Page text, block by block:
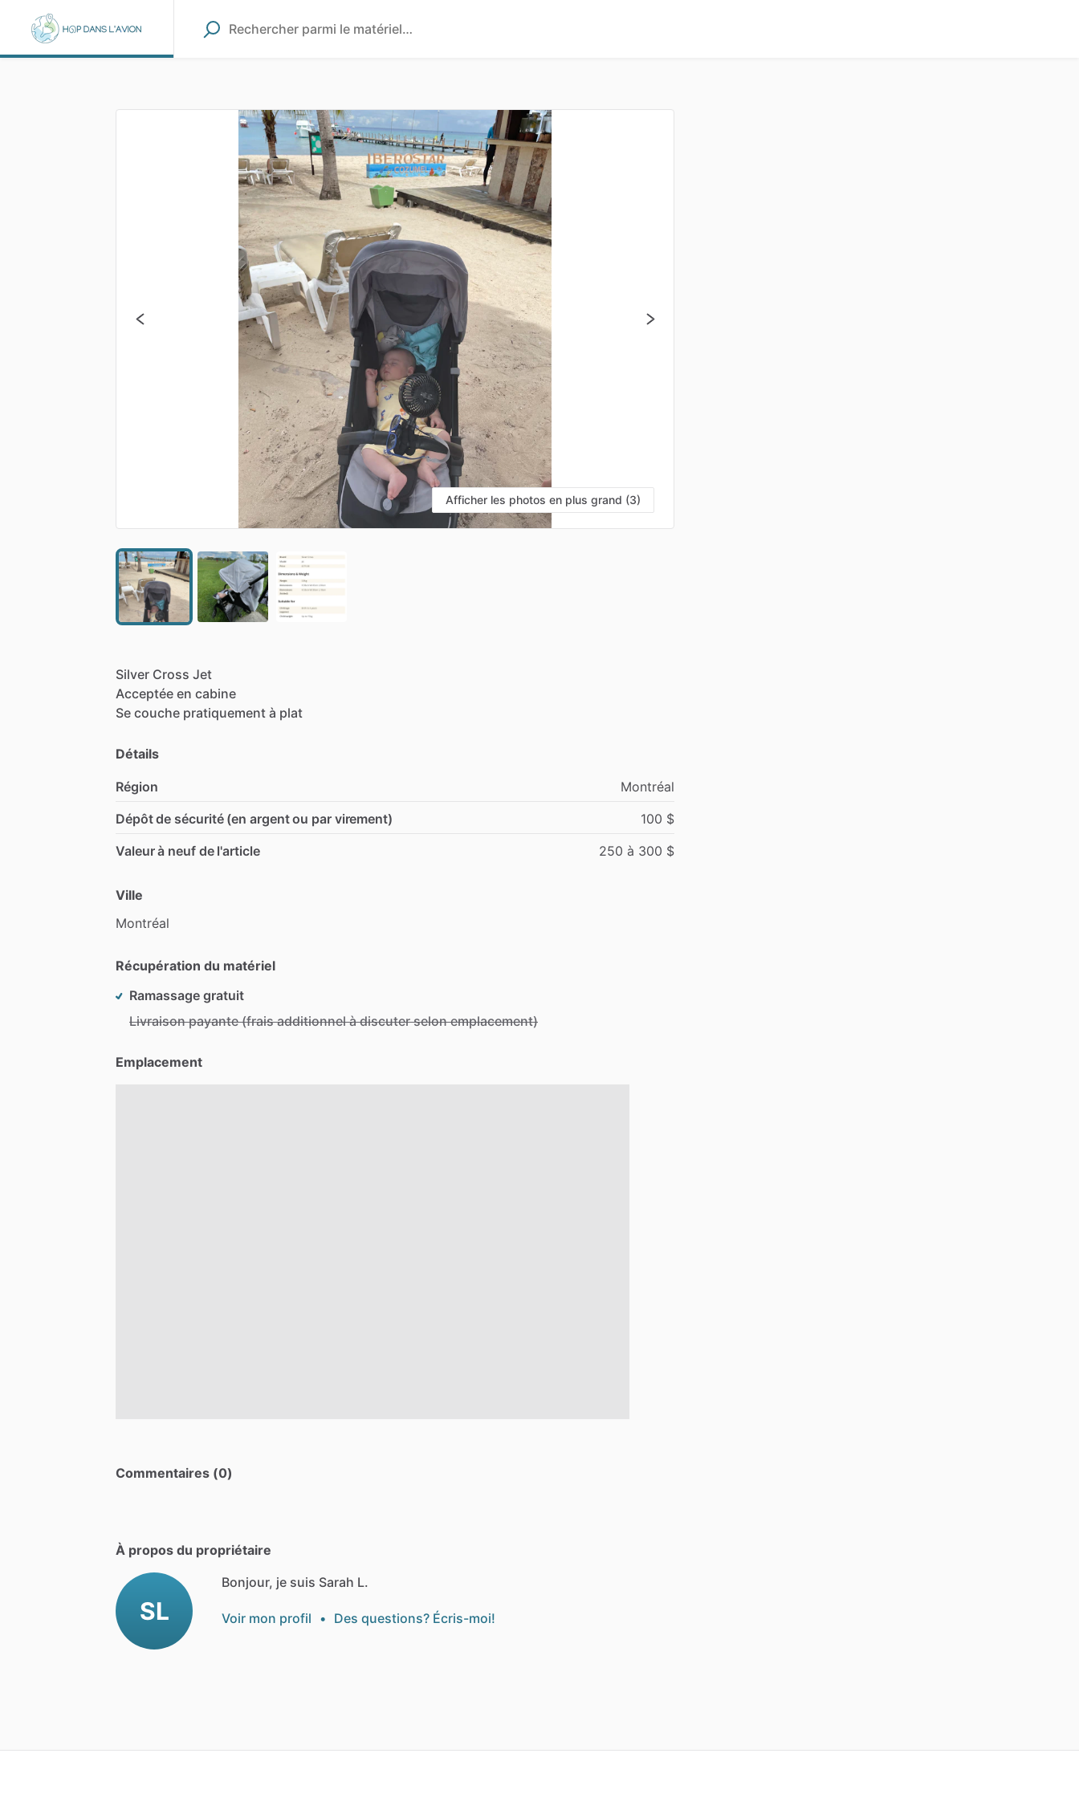
Afficher les photos en plus grand (3)
Silver Cross Jet
Acceptée en cabine
Se couche pratiquement à plat
Détails
Région
Montréal
Dépôt de sécurité (en argent ou par virement)
100 $
Valeur à neuf de l'article
250 à 300 $
Ville
Montréal
Récupération du matériel
Ramassage gratuit
Livraison payante (frais additionnel à discuter selon emplacement)
Emplacement
Commentaires (0)
À propos du propriétaire
SL
Bonjour, je suis Sarah L.
Voir mon profil • Des questions? Écris-moi!